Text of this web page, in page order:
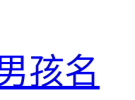
孩名